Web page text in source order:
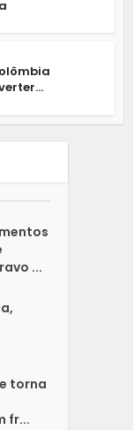
...
torna
fr...